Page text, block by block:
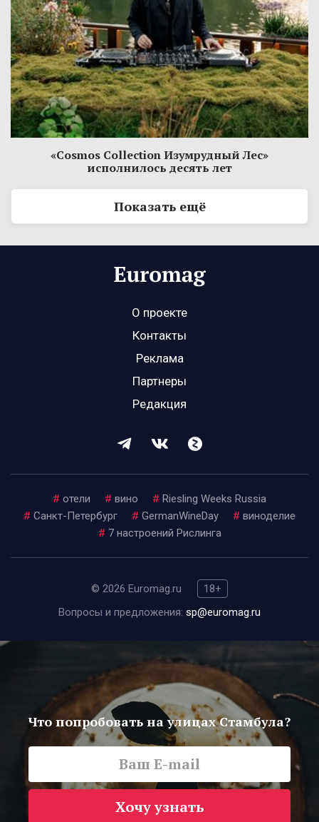
«Cosmos Collection Изумрудный Лес»
исполнилось десять лет
Показать ещё
О проекте
Контакты
Реклама
Партнеры
Редакция
# отели # вино # Riesling Weeks Russia
# Санкт-Петербург # GermanWineDay # виноделие
# 7 настроений Рислинга
© 2026 Euromag.ru
18+
Вопросы и предложения: sp@euromag.ru
Что попробовать на улицах Стамбула?
Хочу узнать